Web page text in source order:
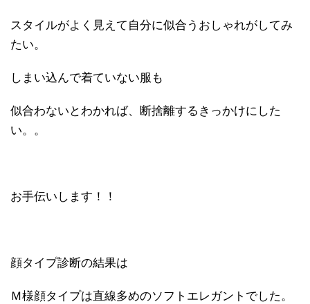
スタイルがよく見えて自分に似合うおしゃれがしてみ
たい。
しまい込んで着ていない服も
似合わないとわかれば、断捨離するきっかけにした
い。。
お手伝いします！！
顔タイプ診断の結果は
Ｍ様顔タイプは直線多めのソフトエレガントでした。